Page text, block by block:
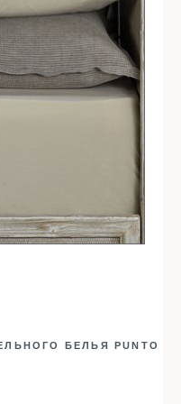
сна
постельное белье
в кроватку
БЕЛЬЯ PUNTO